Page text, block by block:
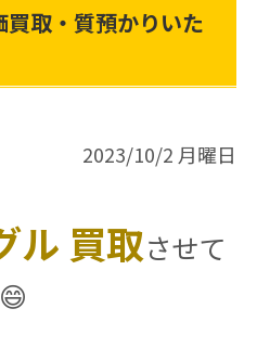
取・質預かりいた
2023/10/2 月曜日
ル 買取させて